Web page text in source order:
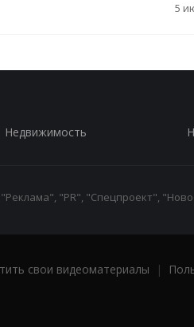
5
Недвижимость
"PR", "Спецпроект",
свои видеоматериалы |